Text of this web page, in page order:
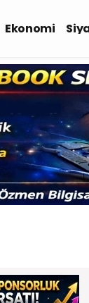
Ekonomi